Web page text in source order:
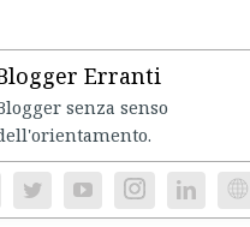
Erranti
senza senso
Instagram